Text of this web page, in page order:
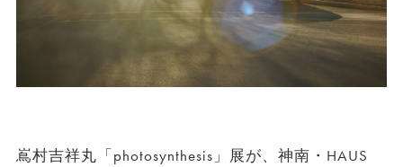
嶌村吉祥丸「photosynthesis」展が、神南・HAUS